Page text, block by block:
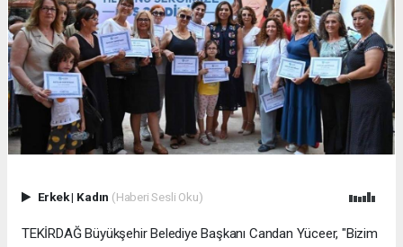
Erkek| Kadın (Haberi Sesli Oku)
TEKİRDAĞ Büyükşehir Belediye Başkanı Candan Yüceer, "Bizim